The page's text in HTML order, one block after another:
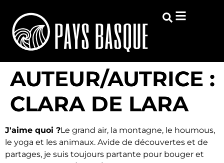
AUTEUR/AUTRICE :
CLARA DE LARA
J'aime quoi ?Le grand air, la montagne, le houmous,
le yoga et les animaux. Avide de découvertes et de
partages, je suis toujours partante pour bouger et